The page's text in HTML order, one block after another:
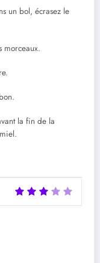
un bol, écrasez le
morceaux.
la fin de la